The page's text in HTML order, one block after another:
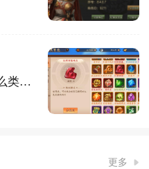
少年三国志2于吉的神兵是什么类型的
更多